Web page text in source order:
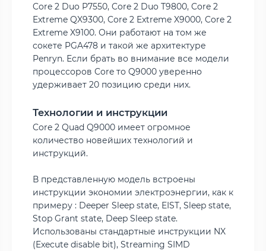
Core 2 Duo P7550, Core 2 Duo T9800, Core 2
Extreme QX9300, Core 2 Extreme X9000, Core 2
Extreme X9100. Они работают на том же
сокете PGA478 и такой же архитектуре
Penryn. Если брать во внимание все модели
процессоров Core то Q9000 уверенно
удерживает 20 позицию среди них.
Технологии и инструкции
Core 2 Quad Q9000 имеет огромное
количество новейших технологий и
инструкций.
В представленную модель встроены
инструкции экономии электроэнергии, как к
примеру : Deeper Sleep state, EIST, Sleep state,
Stop Grant state, Deep Sleep state.
Использованы стандартные инструкции NX
(Execute disable bit), Streaming SIMD